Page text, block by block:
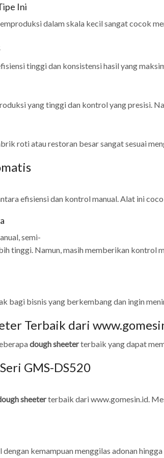
Ini
dalam skala kecil sangat cocok
tinggi dan konsistensi hasil yang
yang tinggi dan kontrol yang presisi.
roti atau restoran besar sangat sesuai
efisiensi dan kontrol manual. Alat ini
semi-
tinggi. Namun, masih memberikan kontrol
bagi bisnis yang berkembang dan ingin
Terbaik dari
dough sheeterterbaik yang dapat
GMS-DS520
sheeterterbaik dari www.gomesin.id.
kemampuan menggilas adonan